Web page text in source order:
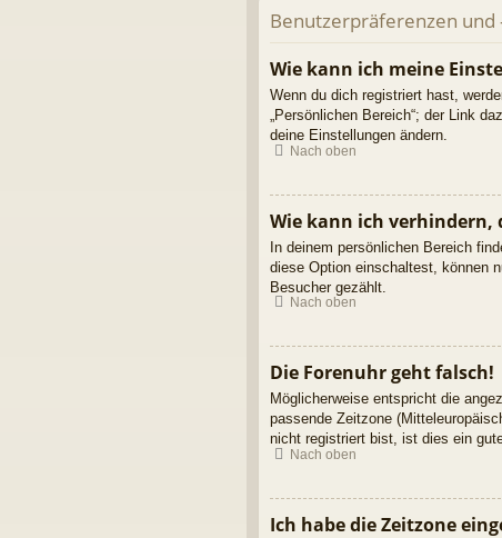
Benutzerpräferenzen und
Wie kann ich meine
Wenn du dich registriert hast,
„Persönlichen Bereich“; der Link
deine Einstellungen ändern.
Nach oben
Wie kann ich verhindern,
In deinem persönlichen Bereich
diese Option einschaltest, können
Besucher gezählt.
Nach oben
Die Forenuhr geht falsch!
Möglicherweise entspricht die
passende Zeitzone
nicht registriert bist, ist dies ein
Nach oben
Ich habe die Zeitzone